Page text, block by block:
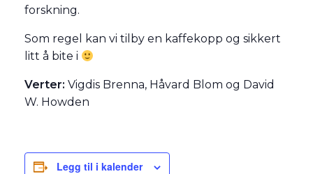
forskning.
Som regel kan vi tilby en kaffekopp og sikkert
litt å bite i
Verter: Vigdis Brenna, Håvard Blom og David
W. Howden
Legg til i kalender